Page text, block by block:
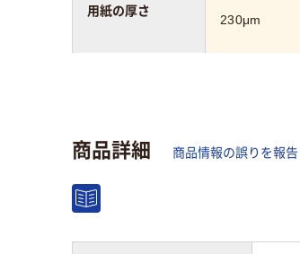
230μm
50
用紙の厚さ
枚数
サイズ
アスクル商品環境
商品詳細 商品情報の誤りを報告